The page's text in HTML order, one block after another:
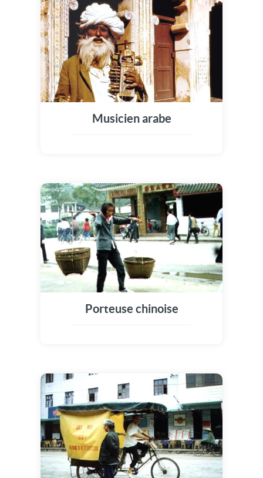
Musicien arabe
Porteuse chinoise